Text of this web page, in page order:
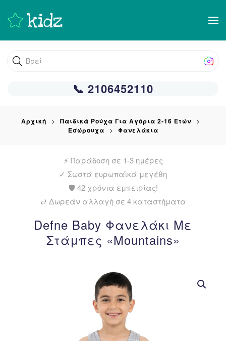
Skip
to
content
Βρείτε αυτ
📞 2106452110
Αρχική
Παιδικά Ρούχα Για Αγόρια 2-16 Ετών
Εσώρουχα
Φανελάκια
⚡ Παράδοση σε 1-3 ημέρες
✓ Σωστά ευρωπαϊκά μεγέθη
🛡️ 42 χρόνια εμπειρίας!
⇄ Δωρεάν αλλαγή σε 4 καταστήματα
Defne Baby Φανελάκι Με
Στάμπες «Mountains»